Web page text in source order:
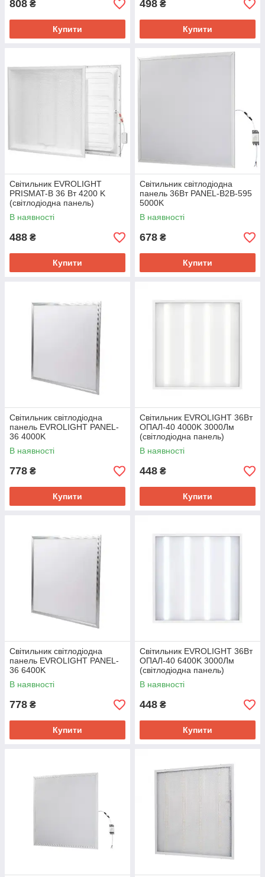
808 ₴
Купити
498 ₴
Купити
Світильник EVROLIGHT
PRISMAT-B 36 Вт 4200 K
(світлодіодна панель)
В наявності
488 ₴
Купити
Світильник світлодіодна
панель 36Вт PANEL-B2B-595
5000K
В наявності
678 ₴
Купити
Світильник світлодіодна
панель EVROLIGHT PANEL-
36 4000K
В наявності
778 ₴
Купити
Світильник EVROLIGHT 36Вт
ОПАЛ-40 4000K 3000Лм
(світлодіодна панель)
В наявності
448 ₴
Купити
Світильник світлодіодна
панель EVROLIGHT PANEL-
36 6400K
В наявності
778 ₴
Купити
Світильник EVROLIGHT 36Вт
ОПАЛ-40 6400K 3000Лм
(світлодіодна панель)
В наявності
448 ₴
Купити